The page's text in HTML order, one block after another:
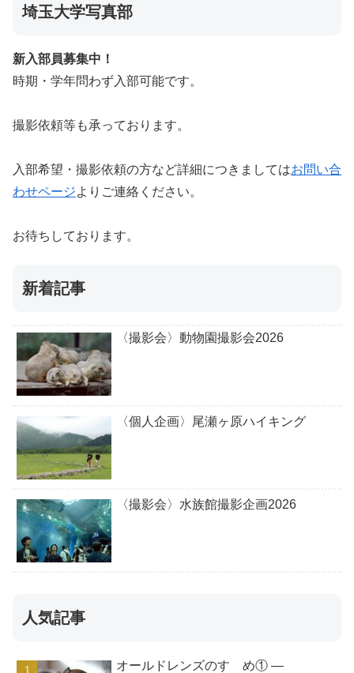
埼玉大学写真部
新入部員募集中！
時期・学年問わず入部可能です。
撮影依頼等も承っております。
入部希望・撮影依頼の方など詳細につきましてはお問い合
わせページよりご連絡ください。
お待ちしております。
新着記事
〈撮影会〉動物園撮影会2026
〈個人企画〉尾瀬ヶ原ハイキング
〈撮影会〉水族館撮影企画2026
人気記事
オールドレンズのすゝめ① ―